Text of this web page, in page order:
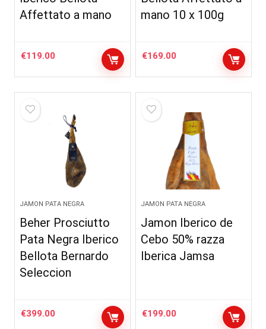
Affettato a mano
€119.00
mano 10 x 100g
€169.00
JAMON PATA NEGRA
Beher Prosciutto
Pata Negra Iberico
Bellota Bernardo
Seleccion
€399.00
JAMON PATA NEGRA
Jamon Iberico de
Cebo 50% razza
Iberica Jamsa
€199.00